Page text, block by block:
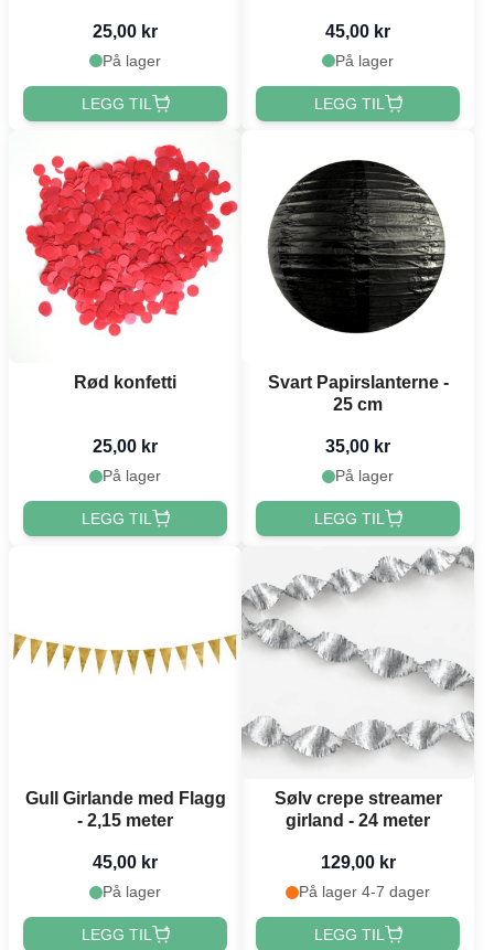
25,00 kr
På lager
LEGG TIL
45,00 kr
På lager
LEGG TIL
Rød konfetti
25,00 kr
På lager
LEGG TIL
Svart Papirslanterne -
25 cm
35,00 kr
På lager
LEGG TIL
Gull Girlande med Flagg
- 2,15 meter
45,00 kr
På lager
LEGG TIL
Sølv crepe streamer
girland - 24 meter
129,00 kr
På lager 4-7 dager
LEGG TIL